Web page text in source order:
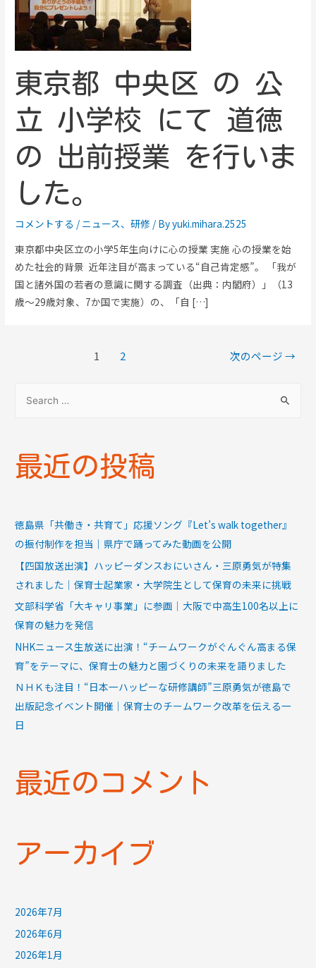
東京都 中央区 の 公
立 小学校 にて 道徳
の 出前授業 を行いま
した。
コメントする / ニュース、研修 / Byyuki.mihara.2525
東京都中央区立の小学5年生向けに心の授業 実施 心の授業を始
めた社会的背景 近年注目が高まっている“自己肯定感”。 「我が
国と諸外国の若者の意識に関する調査（出典：内閣府）」（13
歳～29歳対象、7か国で実施）の、「自 […]
1 2 次のページ→
最近の投稿
徳島県「共働き・共育て」応援ソング『Let’s walk together』
の振付制作を担当｜県庁で踊ってみた動画を公開
【四国放送出演】ハッピーダンスおにいさん・三原勇気が特集
されました｜保育士起業家・大学院生として保育の未来に挑戦
文部科学省「大キャリ事業」に参画｜大阪で中高生100名以上に
保育の魅力を発信
NHKニュース生放送に出演！“チームワークがぐんぐん高まる保
育”をテーマに、保育士の魅力と園づくりの未来を語りました
ＮＨＫも注目！“日本一ハッピーな研修講師”三原勇気が徳島で
出版記念イベント開催｜保育士のチームワーク改革を伝える一
日
最近のコメント
アーカイブ
2026年7月
2026年6月
2026年1月